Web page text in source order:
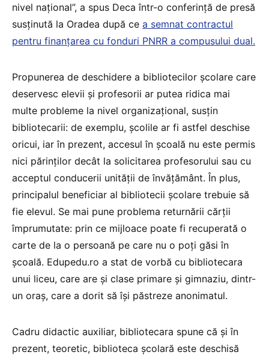
nivel național”, a spus Deca într-o conferință de presă
susținută la Oradea după ce a semnat contractul
pentru finanțarea cu fonduri PNRR a compusului dual.
Propunerea de deschidere a bibliotecilor școlare care
deservesc elevii și profesorii ar putea ridica mai
multe probleme la nivel organizațional, susțin
bibliotecarii: de exemplu, școlile ar fi astfel deschise
oricui, iar în prezent, accesul în școală nu este permis
nici părinților decât la solicitarea profesorului sau cu
acceptul conducerii unității de învățământ. În plus,
principalul beneficiar al bibliotecii școlare trebuie să
fie elevul. Se mai pune problema returnării cărții
împrumutate: prin ce mijloace poate fi recuperată o
carte de la o persoană pe care nu o poți găsi în
școală. Edupedu.ro a stat de vorbă cu bibliotecara
unui liceu, care are și clase primare și gimnaziu, dintr-
un oraș, care a dorit să își păstreze anonimatul.
Cadru didactic auxiliar, bibliotecara spune că și în
prezent, teoretic, biblioteca școlară este deschisă